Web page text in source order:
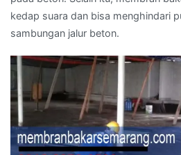
kedap suara dan bisa menghindari
sambungan jalur beton.